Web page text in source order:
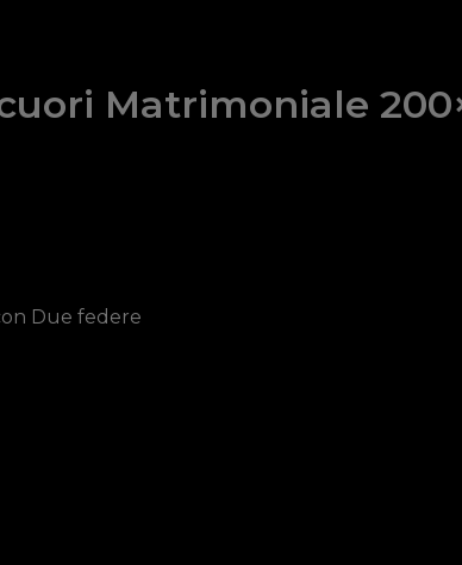
Matrimoniale
Due federe